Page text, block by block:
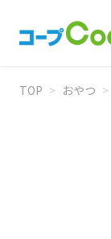
TOP > おやつ >